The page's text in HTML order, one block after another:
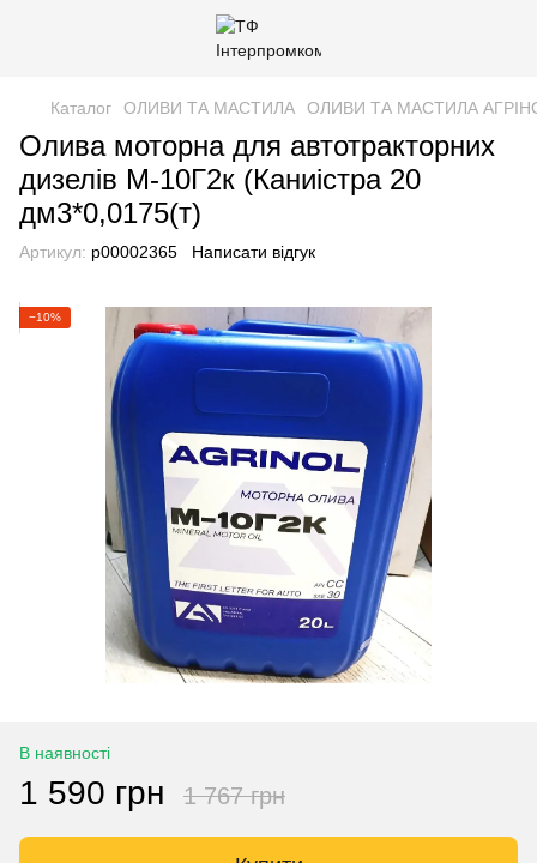
Каталог ОЛИВИ ТА МАСТИЛА ОЛИВИ ТА МАСТИЛА
Олива моторна для автотракторних
дизелів М-10Г2к (Каниістра 20
дм3*0,0175(т)
Артикул: р00002365 Написати відгук
−10%
В наявності
1 590 грн 1 767 грн